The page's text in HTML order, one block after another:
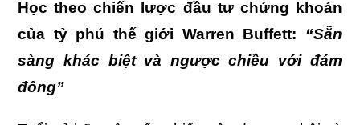
Học theo chiến lược đầu tư chứng khoán
của tỷ phú thế giới Warren Buffett: “Sẵn
sàng khác biệt và ngược chiều với đám
đông”